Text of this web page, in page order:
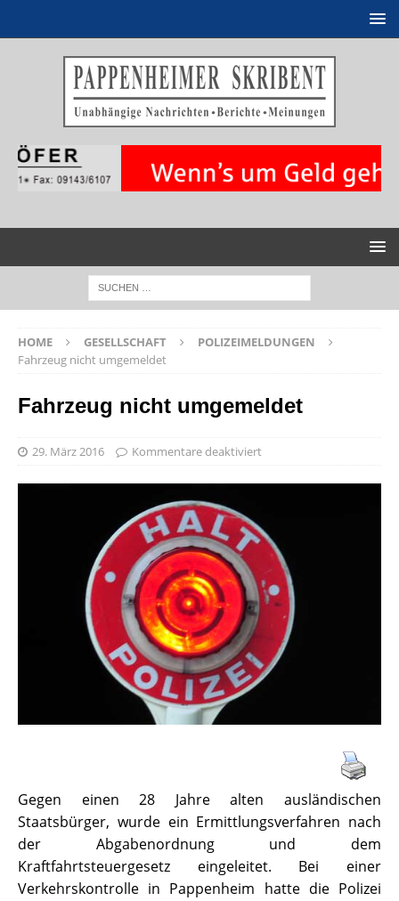
HOME GESELLSCHAFT
POLIZEIMELDUNGEN
Fahrzeug nicht umgemeldet
Fahrzeug nicht umgemeldet
29. März 2016 Kommentare deaktiviert
Gegen einen 28 Jahre alten ausländischen
Staatsbürger, wurde ein Ermittlungsverfahren nach
der Abgabenordnung und dem
Kraftfahrtsteuergesetz eingeleitet. Bei einer
Verkehrskontrolle in Pappenheim hatte die Polizei